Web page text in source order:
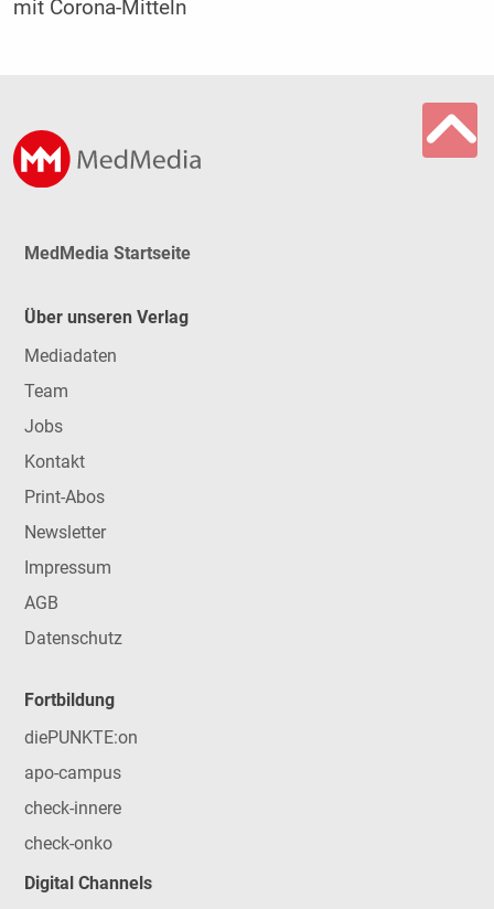
mit Corona-Mitteln
MedMedia Startseite
Über unseren Verlag
Mediadaten
Team
Jobs
Kontakt
Print-Abos
Newsletter
Impressum
AGB
Datenschutz
Fortbildung
diePUNKTE:on
apo-campus
check-innere
check-onko
Digital Channels